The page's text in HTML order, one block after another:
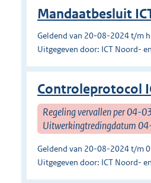
Mandaatbesluit
Geldend van 20-08-2024 t/m
Uitgegeven door: ICT Noord-
Controleprotocol
Regeling vervallen per 04-
Uitwerkingtredingdatum
Geldend van 20-08-2024 t/m
Uitgegeven door: ICT Noord-